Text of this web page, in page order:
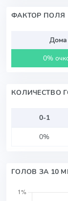
ФАКТОР ПОЛЯ
Дома
0%
КОЛИЧЕСТВО
0-1
0%
ГОЛОВ ЗА 10